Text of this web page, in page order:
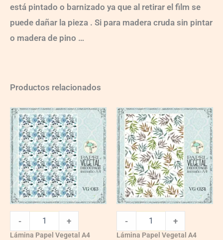
está pintado o barnizado ya que al retirar el film se
puede dañar la pieza . Si para madera cruda sin pintar
o madera de pino …
Productos relacionados
VG013
quantity
- +
Lámina Papel Vegetal A4
VG024
quantity
- +
Lámina Papel Vegetal A4